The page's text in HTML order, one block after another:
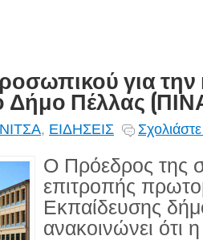
για την
Δήμο Πέλλας
, ΕΙΔΗΣΕΙΣ
Ο Πρόεδρος της
επιτροπής
Εκπαίδευσης
ανακοινώνει ότι